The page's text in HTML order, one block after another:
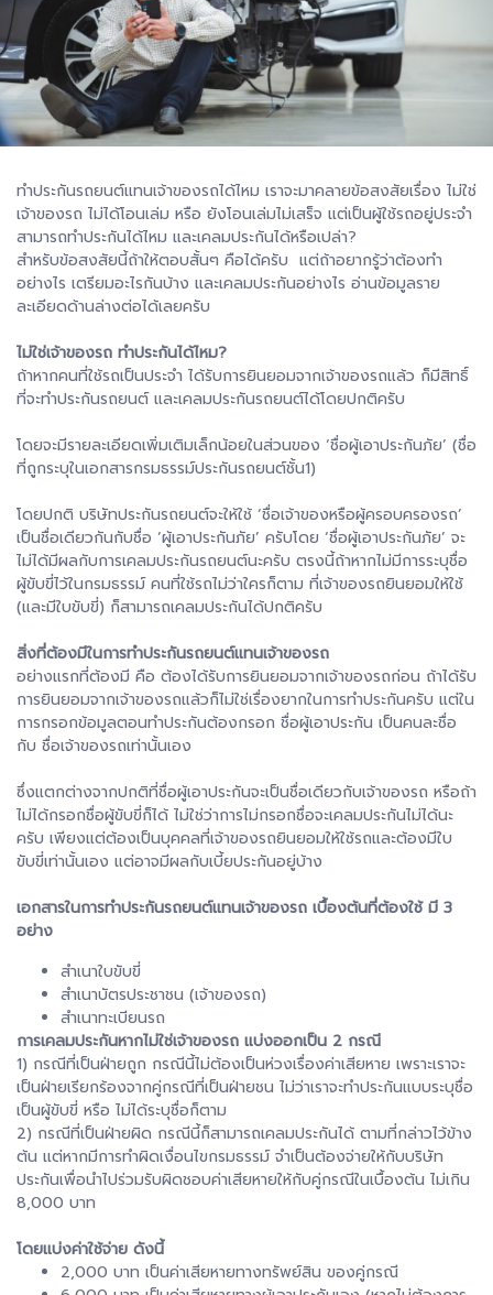
ทำประกันรถยนต์แทนเจ้าของรถได้ไหม เราจะมาคลายข้อสงสัยเรื่อง ไม่ใช่
เจ้าของรถ ไม่ได้โอนเล่ม หรือ ยังโอนเล่มไม่เสร็จ แต่เป็นผู้ใช้รถอยู่ประจำ
สามารถทำประกันได้ไหม และเคลมประกันได้หรือเปล่า?
สำหรับข้อสงสัยนี้ถ้าให้ตอบสั้นๆ คือได้ครับ แต่ถ้าอยากรู้ว่าต้องทำ
อย่างไร เตรียมอะไรกันบ้าง และเคลมประกันอย่างไร อ่านข้อมูลราย
ละเอียดด้านล่างต่อได้เลยครับ
ไม่ใช่เจ้าของรถ ทำประกันได้ไหม?
ถ้าหากคนที่ใช้รถเป็นประจำ ได้รับการยินยอมจากเจ้าของรถแล้ว ก็มีสิทธิ์
ที่จะทำประกันรถยนต์ และเคลมประกันรถยนต์ได้โดยปกติครับ
โดยจะมีรายละเอียดเพิ่มเติมเล็กน้อยในส่วนของ ‘ชื่อผู้เอาประกันภัย’ (ชื่อ
ที่ถูกระบุในเอกสารกรมธรรม์ประกันรถยนต์ชั้น1)
โดยปกติ บริษัทประกันรถยนต์จะให้ใช้ ‘ชื่อเจ้าของหรือผู้ครอบครองรถ’
เป็นชื่อเดียวกันกับชื่อ ‘ผู้เอาประกันภัย’ ครับโดย ‘ชื่อผู้เอาประกันภัย’ จะ
ไม่ได้มีผลกับการเคลมประกันรถยนต์นะครับ ตรงนี้ถ้าหากไม่มีการระบุชื่อ
ผู้ขับขี่ไว้ในกรมธรรม์ คนที่ใช้รถไม่ว่าใครก็ตาม ที่เจ้าของรถยินยอมให้ใช้
(และมีใบขับขี่) ก็สามารถเคลมประกันได้ปกติครับ
สิ่งที่ต้องมีในการทำประกันรถยนต์แทนเจ้าของรถ
อย่างแรกที่ต้องมี คือ ต้องได้รับการยินยอมจากเจ้าของรถก่อน ถ้าได้รับ
การยินยอมจากเจ้าของรถแล้วก็ไม่ใช่เรื่องยากในการทำประกันครับ แต่ใน
การกรอกข้อมูลตอนทำประกันต้องกรอก ชื่อผู้เอาประกัน เป็นคนละชื่อ
กับ ชื่อเจ้าของรถเท่านั้นเอง
ซึ่งแตกต่างจากปกติที่ชื่อผู้เอาประกันจะเป็นชื่อเดียวกับเจ้าของรถ หรือถ้า
ไม่ได้กรอกชื่อผู้ขับขี่ก็ได้ ไม่ใช่ว่าการไม่กรอกชื่อจะเคลมประกันไม่ได้นะ
ครับ เพียงแต่ต้องเป็นบุคคลที่เจ้าของรถยินยอมให้ใช้รถและต้องมีใบ
ขับขี่เท่านั้นเอง แต่อาจมีผลกับเบี้ยประกันอยู่บ้าง
เอกสารในการทำประกันรถยนต์แทนเจ้าของรถ เบื้องต้นที่ต้องใช้ มี 3
อย่าง
สำเนาใบขับขี่
สำเนาบัตรประชาชน (เจ้าของรถ)
สำเนาทะเบียนรถ
การเคลมประกันหากไม่ใช่เจ้าของรถ แบ่งออกเป็น 2 กรณี
1) กรณีที่เป็นฝ่ายถูก กรณีนี้ไม่ต้องเป็นห่วงเรื่องค่าเสียหาย เพราะเราจะ
เป็นฝ่ายเรียกร้องจากคู่กรณีที่เป็นฝ่ายชน ไม่ว่าเราจะทำประกันแบบระบุชื่อ
เป็นผู้ขับขี่ หรือ ไม่ได้ระบุชื่อก็ตาม
2) กรณีที่เป็นฝ่ายผิด กรณีนี้ก็สามารถเคลมประกันได้ ตามที่กล่าวไว้ข้าง
ต้น แต่หากมีการทำผิดเงื่อนไขกรมธรรม์ จำเป็นต้องจ่ายให้กับบริษัท
ประกันเพื่อนำไปร่วมรับผิดชอบค่าเสียหายให้กับคู่กรณีในเบื้องต้น ไม่เกิน
8,000 บาท
โดยแบ่งค่าใช้จ่าย ดังนี้
2,000 บาท เป็นค่าเสียหายทางทรัพย์สิน ของคู่กรณี